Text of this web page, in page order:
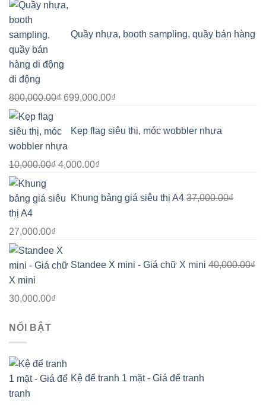
Quầy nhựa, booth sampling, quầy bán hàng
di động
800,000.00₫ Giá
là:
699,000.00₫
tại
Kẹp flag siêu thị, móc wobbler nhựa
10,000.00₫ Giá
là:
4,000.00₫
tại
Khung bảng giá siêu thị A4 37,000.00₫
Giá
gốc
là:
37,000.00₫.
27,000.00₫
hiện
tại Standee X mini - Giá chữ X mini 40,000.00₫
Giá
là:
40,000.00₫.
30,000.00₫
NỔI BẬT
Kệ để tranh 1 mặt - Giá để tranh